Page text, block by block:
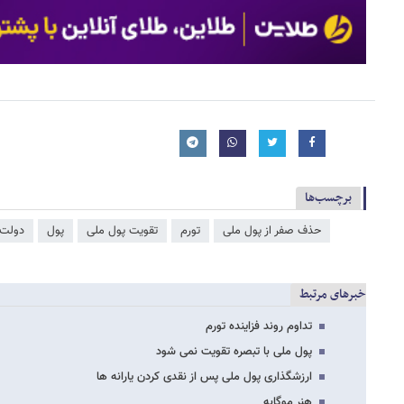
برچسب‌ها
حذف صفر از پول ملی تورم تقویت پول ملی پول
خبرهای مرتبط
تداوم روند فزاینده تورم
پول ملی با تبصره تقویت نمی شود
ارزشگذاری پول ملی پس از نقدی کردن یارانه ها